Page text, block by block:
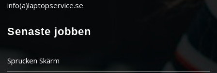
info(a)laptopservice.se
Senaste jobben
Sprucken Skärm